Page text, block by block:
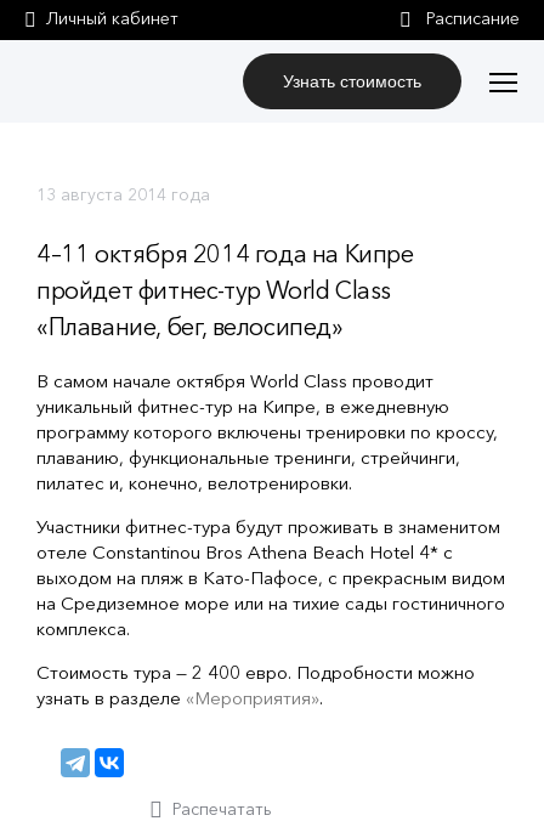
Личный кабинет
Узнать стоимость
13 августа 2014 года
4–11 октября 2014 года на Кипре
пройдет фитнес-тур World Class
«Плавание, бег, велосипед»
В самом начале октября World Class проводит
уникальный фитнес-тур на Кипре, в ежедневную
программу которого включены тренировки по кроссу,
плаванию, функциональные тренинги, стрейчинги,
пилатес и, конечно, велотренировки.
Участники фитнес-тура будут проживать в знаменитом
отеле Constantinou Bros Athena Beach Hotel 4* с
выходом на пляж в Като-Пафосе, с прекрасным видом
на Средиземное море или на тихие сады гостиничного
комплекса.
Стоимость тура — 2 400 евро. Подробности можно
узнать в разделе «Мероприятия».
Распечатать